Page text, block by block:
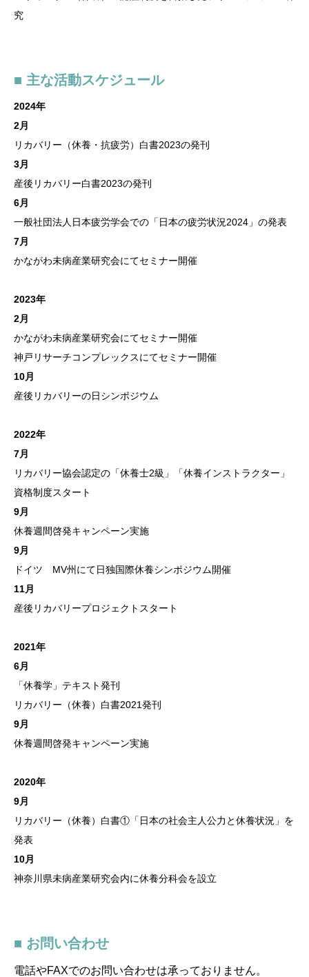
究
■ 主な活動スケジュール
2024年
2月
リカバリー（休養・抗疲労）白書2023の発刊
3月
産後リカバリー白書2023の発刊
6月
一般社団法人日本疲労学会での「日本の疲労状況2024」の発表
7月
かながわ未病産業研究会にてセミナー開催
2023年
2月
かながわ未病産業研究会にてセミナー開催
神戸リサーチコンプレックスにてセミナー開催
10月
産後リカバリーの日シンポジウム
2022年
7月
リカバリー協会認定の「休養士2級」「休養インストラクター」
資格制度スタート
9月
休養週間啓発キャンペーン実施
9月
ドイツ MV州にて日独国際休養シンポジウム開催
11月
産後リカバリープロジェクトスタート
2021年
6月
「休養学」テキスト発刊
リカバリー（休養）白書2021発刊
9月
休養週間啓発キャンペーン実施
2020年
9月
リカバリー（休養）白書①「日本の社会主人公力と休養状況」を
発表
10月
神奈川県未病産業研究会内に休養分科会を設立
■ お問い合わせ
電話やFAXでのお問い合わせは承っておりません。